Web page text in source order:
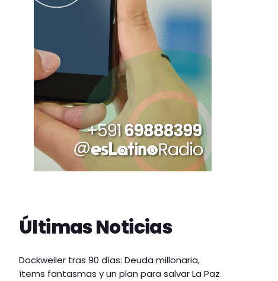
Últimas Noticias
Dockweiler tras 90 días: Deuda millonaria,
ítems fantasmas y un plan para salvar La Paz